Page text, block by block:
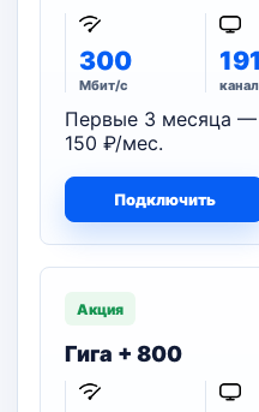
300
Мбит/с
191
Первые 3 месяца —
150 ₽/мес.
Подключить
Акция
Гига + 800